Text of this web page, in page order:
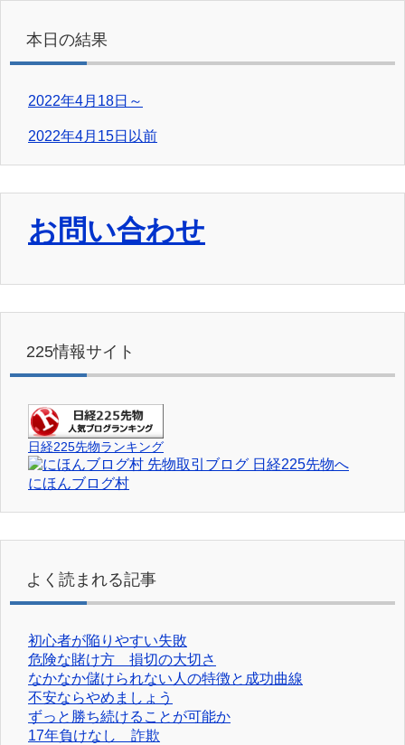
本日の結果
2022年4月18日～
2022年4月15日以前
お問い合わせ
225情報サイト
日経225先物ランキング
にほんブログ村
よく読まれる記事
初心者が陥りやすい失敗
危険な賭け方 損切の大切さ
なかなか儲けられない人の特徴と成功曲線
不安ならやめましょう
ずっと勝ち続けることが可能か
17年負けなし 詐欺